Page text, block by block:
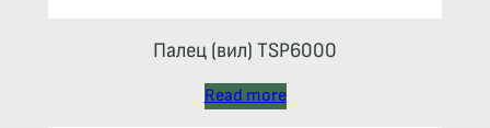
Палец (вил) TSP6000
Read more